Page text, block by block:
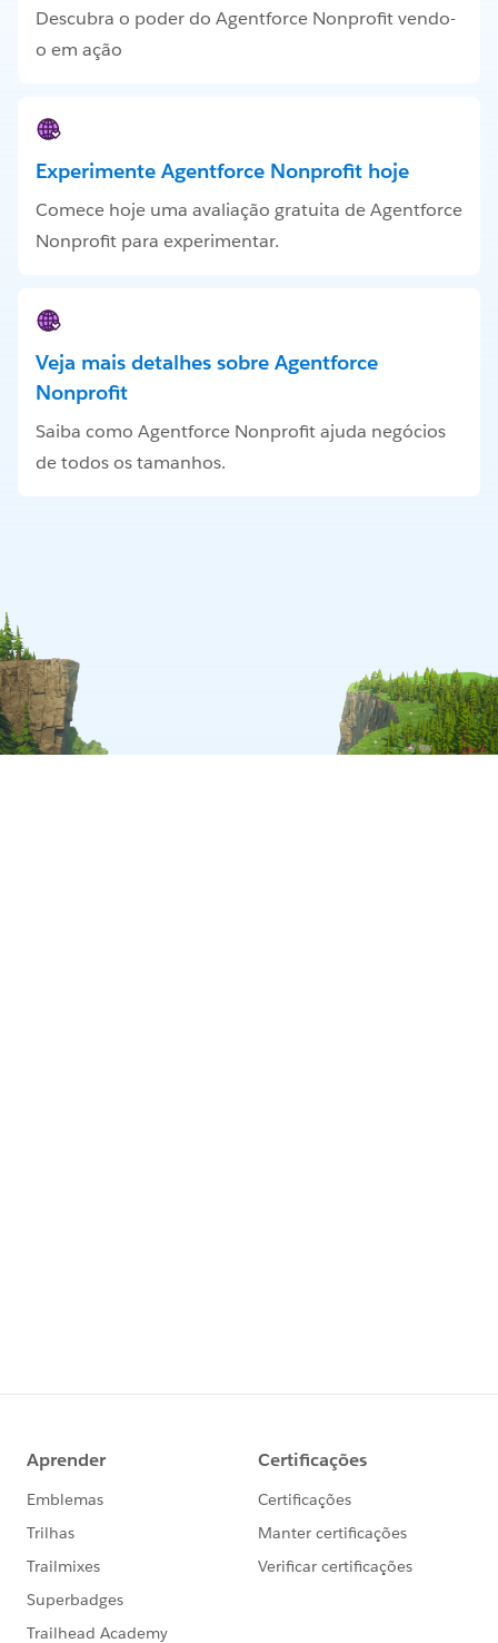
Descubra o poder do Agentforce Nonprofit vendo-
o em ação
Experimente Agentforce Nonprofit hoje
Comece hoje uma avaliação gratuita de Agentforce
Nonprofit para experimentar.
Veja mais detalhes sobre Agentforce
Nonprofit
Saiba como Agentforce Nonprofit ajuda negócios
de todos os tamanhos.